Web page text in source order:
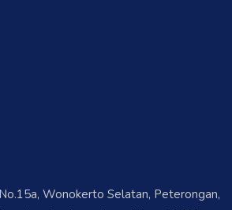
Wonokerto Selatan, Peterongan,